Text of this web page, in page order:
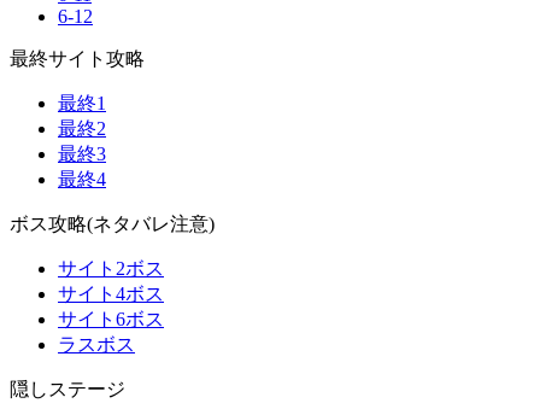
6-12
最終サイト攻略
最終1
最終2
最終3
最終4
ボス攻略(ネタバレ注意)
サイト2ボス
サイト4ボス
サイト6ボス
ラスボス
隠しステージ